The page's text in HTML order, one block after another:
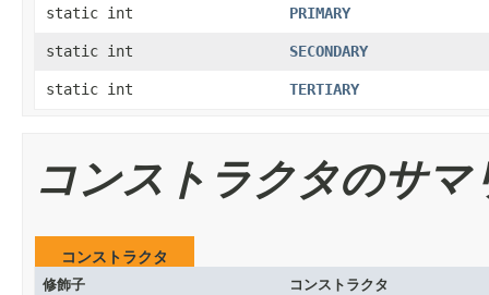
static int PRIMARY
static int SECONDARY
static int TERTIARY
コンストラクタのサマ
コンストラクタ
修飾子 コンストラクタ